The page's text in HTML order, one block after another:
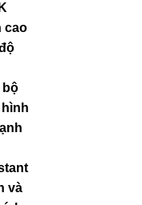
cao
bộ
và